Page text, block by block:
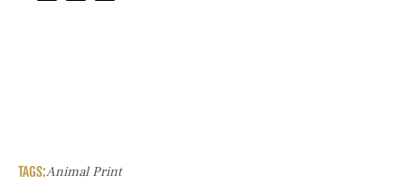
TAGS:Animal Print